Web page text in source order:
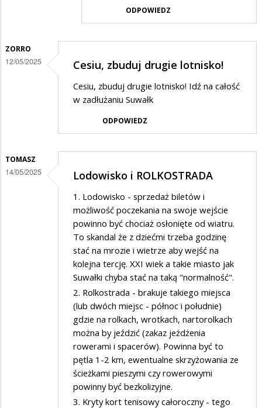
Interwencji
Kryzysowej
ODPOWIEDZ
ZORRO
12/05/2025 Cesiu, zbuduj drugie lotnisko!
Cesiu, zbuduj drugie lotnisko! Idź na całość
w zadłużaniu Suwałk
ODPOWIEDZ
TOMASZ
14/05/2025 Lodowisko i ROLKOSTRADA
1. Lodowisko - sprzedaż biletów i
możliwość poczekania na swoje wejście
powinno być chociaż osłonięte od wiatru.
To skandal że z dziećmi trzeba godzinę
stać na mrozie i wietrze aby wejść na
kolejna tercję. XXI wiek a takie miasto jak
Suwałki chyba stać na taką "normalność".
2. Rolkostrada - brakuje takiego miejsca
(lub dwóch miejsc - północ i południe)
gdzie na rolkach, wrotkach, nartorolkach
można by jeździć (zakaz jeżdżenia
rowerami i spacerów). Powinna być to
pętla 1-2 km, ewentualne skrzyżowania ze
ścieżkami pieszymi czy rowerowymi
powinny być bezkolizyjne.
3. Kryty kort tenisowy całoroczny - tego